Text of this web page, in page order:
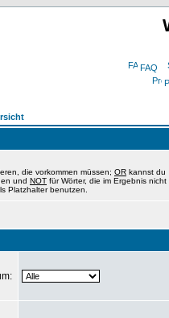
FAQ
die vorkommen müssen; OR kannst du
und NOT für Wörter, die im Ergebnis nicht
Platzhalter benutzen.